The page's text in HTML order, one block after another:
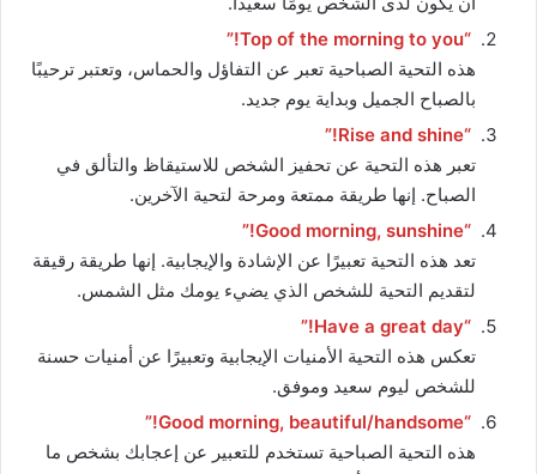
“Top of the morning to you!”
هذه التحية الصباحية تعبر عن التفاؤل والحماس، وتعتبر ترحيبًا
بالصباح الجميل وبداية يوم جديد.
“Rise and shine!”
تعبر هذه التحية عن تحفيز الشخص للاستيقاظ والتألق في
الصباح. إنها طريقة ممتعة ومرحة لتحية الآخرين.
“Good morning, sunshine!”
تعد هذه التحية تعبيرًا عن الإشادة والإيجابية. إنها طريقة رقيقة
لتقديم التحية للشخص الذي يضيء يومك مثل الشمس.
“Have a great day!”
تعكس هذه التحية الأمنيات الإيجابية وتعبيرًا عن أمنيات حسنة
للشخص ليوم سعيد وموفق.
“Good morning, beautiful/handsome!”
هذه التحية الصباحية تستخدم للتعبير عن إعجابك بشخص ما